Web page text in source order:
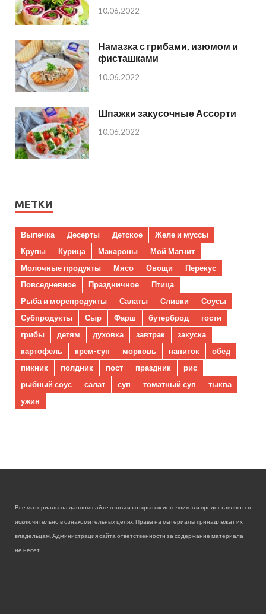
10.06.2022
Намазка с грибами, изюмом и
фисташками
10.06.2022
Шпажки закусочные Ассорти
10.06.2022
МЕТКИ
Выпечка Десерты Детское
Желе и муссы
Крупы
Курица Макароны
Мой Магнит
Молочные продукты
Мясо Овощи
Перекус
Повседневное
Праздничное
Птица
Рыба и морепродукты
Салаты Сливки
Соусы
Субпродукты
Сыр Фарш бутерброд
гости
грибы
детям духовка завтрак
закуска
картофель
крем-суп морковь напиток
обед
пикник
полдник пост праздник
рис
рыбный соус
салат суп томатный суп
тыква
ужин
Все материалы на данном сайте взяты из открытых источников и предоставляются
исключительно в ознакомительных целях. Права на материалы принадлежат их
владельцам. Администрация сайта ответственности за содержание материала
не несет.